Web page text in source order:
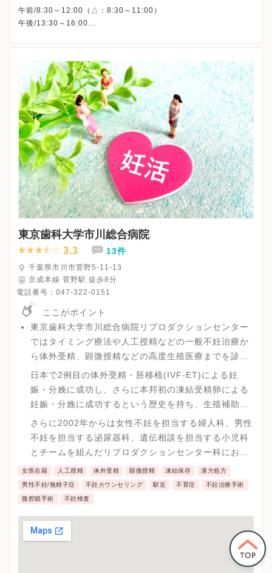
午前/8:30～12:00（△：8:30～11:00）
午後/13:30～16:00
東京歯科大学市川総合病院
3.3 13件
千葉県市川市菅野5-11-13
京成本線 菅野駅 徒歩8分
電話番号： 047-322-0151
ここがポイント
東京歯科大学市川総合病院リプロダクションセンター
ではタイミング療法や人工授精などの一般不妊治療か
ら体外受精、顕微授精などの高度生殖医療までを診療
しています。
日本で2例目の体外受精・胚移植(IVF-ET)による妊
娠・分娩に成功し、さらに本邦初の凍結受精卵による
妊娠・分娩に成功するという歴史を持ち、生殖補助医
療の分野で有数の実績を有しています。
さらに2002年からは女性不妊を担当する婦人科、男性
不妊を担当する泌尿器科、遺伝相談を担当する小児科
とチームを組んだリプロダクションセンター科におい
て、妊娠率の向上のみならず出生児の長期予後保証
（健常性確保）を目指した総合的な不妊治療を行って
います。
女医在籍 人工授精 体外受精 顕微授精 凍結保存 漢方処方
男性不妊/無精子症 不妊カウンセリング 駅近 不育症 不妊治療手術
腹腔鏡手術 不妊検査